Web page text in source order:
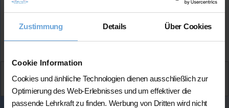
Zustimmung Details Über Cookies
Cookie Information
Cookies und änhliche Technologien dienen ausschließlich zur
Optimierung des Web-Erlebnisses und um effektiver die
passende Lehrkraft zu finden. Werbung von Dritten wird nicht
Team.net unterrichtet
kontaktieren